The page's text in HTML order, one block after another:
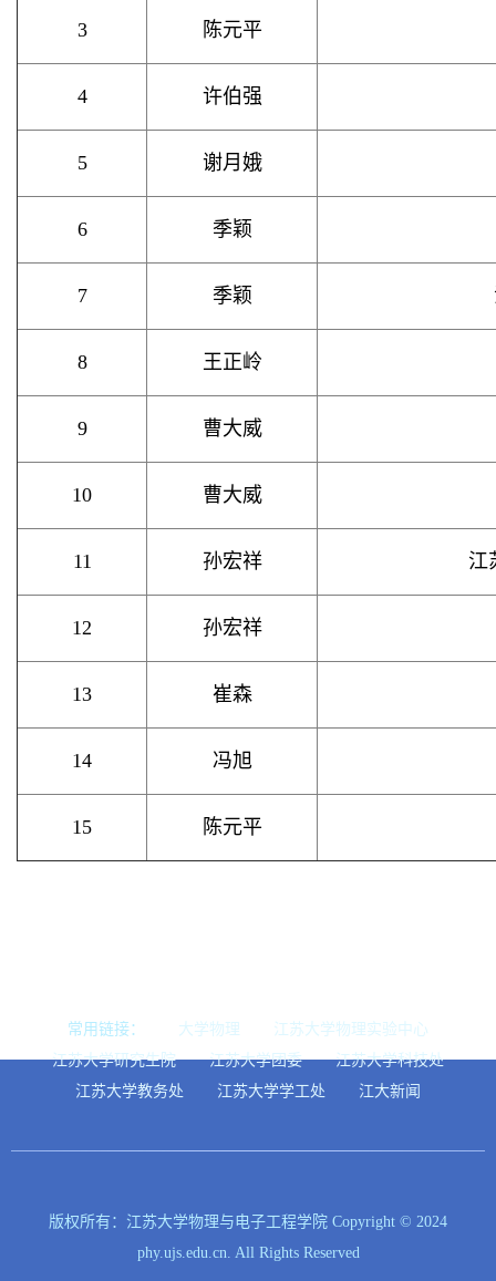
3 陈元平
4 许伯强
5 谢月娥
6 季颖
7 季颖
8 王正岭
9 曹大威
10 曹大威
11 孙宏祥 江
12 孙宏祥
13 崔森
14 冯旭
15 陈元平
常用链接： 大学物理
江苏大学物理实验中心
江苏大学研究生院
江苏大学团委
江苏大学科技处
江苏大学教务处
江苏大学学工处 江大新闻
版权所有：江苏大学物理与电子工程学院 Copyright © 2024
phy.ujs.edu.cn. All Rights Reserved